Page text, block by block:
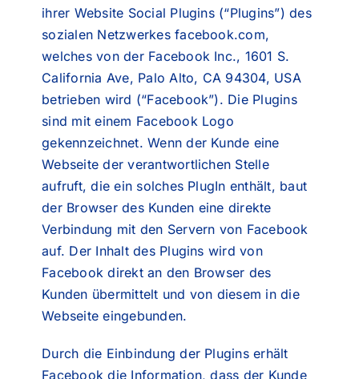
ihrer Website Social Plugins (“Plugins”) des
sozialen Netzwerkes facebook.com,
welches von der Facebook Inc., 1601 S.
California Ave, Palo Alto, CA 94304, USA
betrieben wird (“Facebook”). Die Plugins
sind mit einem Facebook Logo
gekennzeichnet. Wenn der Kunde eine
Webseite der verantwortlichen Stelle
aufruft, die ein solches PlugIn enthält, baut
der Browser des Kunden eine direkte
Verbindung mit den Servern von Facebook
auf. Der Inhalt des Plugins wird von
Facebook direkt an den Browser des
Kunden übermittelt und von diesem in die
Webseite eingebunden.
Durch die Einbindung der Plugins erhält
Facebook die Information, dass der Kunde